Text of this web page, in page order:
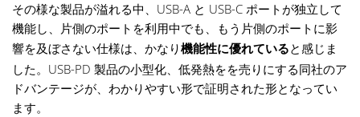
その様な製品が溢れる中、USB-A と USB-C ポートが独立して
機能し、片側のポートを利用中でも、もう片側のポートに影
響を及ぼさない仕様は、かなり機能性に優れていると感じま
した。USB-PD 製品の小型化、低発熱をを売りにする同社のア
ドバンテージが、わかりやすい形で証明された形となってい
ます。